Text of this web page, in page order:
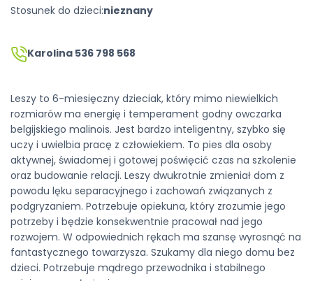
Stosunek do dzieci:nieznany
Karolina 536 798 568
Leszy to 6-miesięczny dzieciak, który mimo niewielkich
rozmiarów ma energię i temperament godny owczarka
belgijskiego malinois. Jest bardzo inteligentny, szybko się
uczy i uwielbia pracę z człowiekiem. To pies dla osoby
aktywnej, świadomej i gotowej poświęcić czas na szkolenie
oraz budowanie relacji. Leszy dwukrotnie zmieniał dom z
powodu lęku separacyjnego i zachowań związanych z
podgryzaniem. Potrzebuje opiekuna, który zrozumie jego
potrzeby i będzie konsekwentnie pracował nad jego
rozwojem. W odpowiednich rękach ma szansę wyrosnąć na
fantastycznego towarzysza. Szukamy dla niego domu bez
dzieci. Potrzebuje mądrego przewodnika i stabilnego